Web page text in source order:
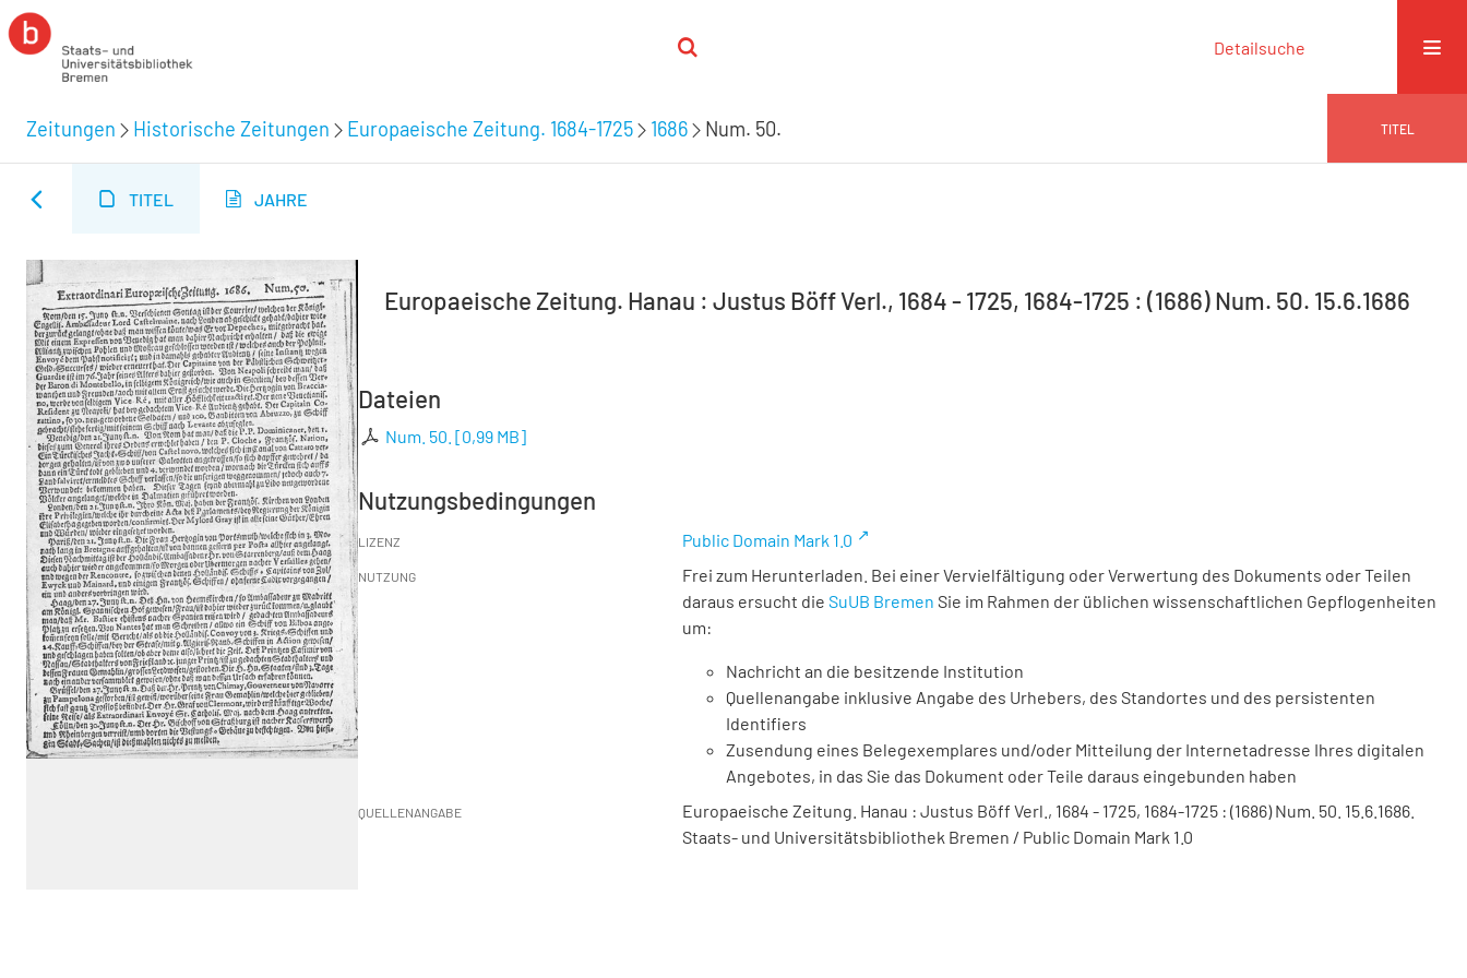
Detailsuche
Zeitungen Historische Zeitungen Europaeische Zeitung. 1684-1725 1686 Num. 50. TITEL
TITEL JAHRE
Europaeische Zeitung. Hanau : Justus Böff Verl., 1684 - 1725, 1684-1725 : (1686) Num. 50. 15.6.1686
Dateien
Num. 50. [0,99 MB]
Nutzungsbedingungen
LIZENZ Public Domain Mark 1.0
NUTZUNG
Frei zum Herunterladen. Bei einer Vervielfältigung oder Verwertung des Dokuments oder Teilen
daraus ersucht die SuUB Bremen Sie im Rahmen der üblichen wissenschaftlichen Gepflogenheiten
um:
Nachricht an die besitzende Institution
Quellenangabe inklusive Angabe des Urhebers, des Standortes und des persistenten
Identifiers
Zusendung eines Belegexemplares und/oder Mitteilung der Internetadresse Ihres digitalen
Angebotes, in das Sie das Dokument oder Teile daraus eingebunden haben
QUELLENANGABE
Europaeische Zeitung. Hanau : Justus Böff Verl., 1684 - 1725, 1684-1725 : (1686) Num. 50. 15.6.1686.
Staats- und Universitätsbibliothek Bremen / Public Domain Mark 1.0